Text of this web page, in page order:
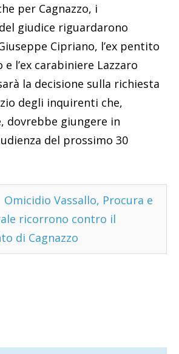
per Cagnazzo, i
giudice riguardarono
Cipriano, l’ex pentito
e l’ex carabiniere Lazzaro
la decisione sulla richiesta
degli inquirenti che,
dovrebbe giungere in
del prossimo 30
Omicidio Vassallo, Procura e
ricorrono contro il
di Cagnazzo